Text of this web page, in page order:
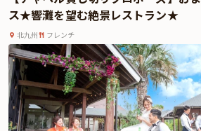
※オプションをご希望の場合は、ご予約リクエス
・花束 ￥5,000~
ス★響灘を望む絶景レストラン★
北九州 フレンチ